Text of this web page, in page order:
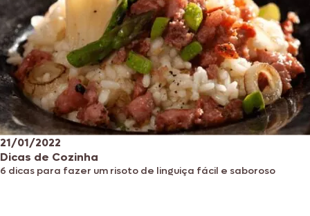
21/01/2022
Dicas de Cozinha
6 dicas para fazer um risoto de linguiça fácil e saboroso